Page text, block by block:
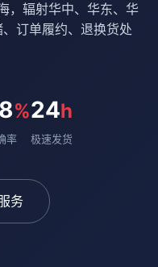
，辐射华中、华东、华
订单履约、退换货处
%
率
24h
极速发货
务